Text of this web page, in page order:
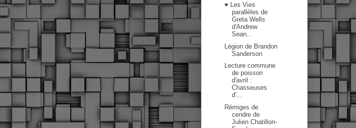
♥ Les Vies
parallèles de
Greta Wells
d'Andrew
Sean...
Légion de Brandon
Sanderson
Lecture commune
de poisson
d'avril :
Chasseuses
d'...
Rémiges de
cendre de
Julien Chatillon-